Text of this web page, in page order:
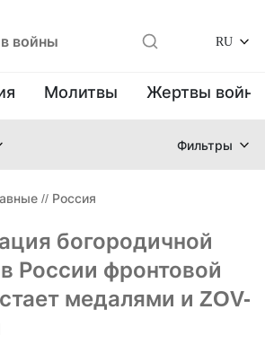
войны RU
Молитвы Жертвы
Фильтры
// Россия
богородичной
России фронтовой
медалями и ZOV-